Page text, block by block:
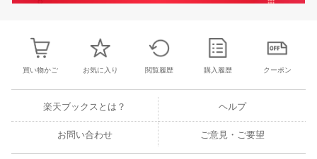
買い物かご お気に入り 閲覧履歴 購入履歴 クーポン
楽天ブックスとは？ ヘルプ
お問い合わせ ご意見・ご要望